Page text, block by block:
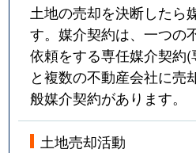
土地の売却を決断したら
す。媒介契約は、一つの
依頼をする専任媒介契約
と複数の不動産会社に売
般媒介契約があります。
土地売却活動